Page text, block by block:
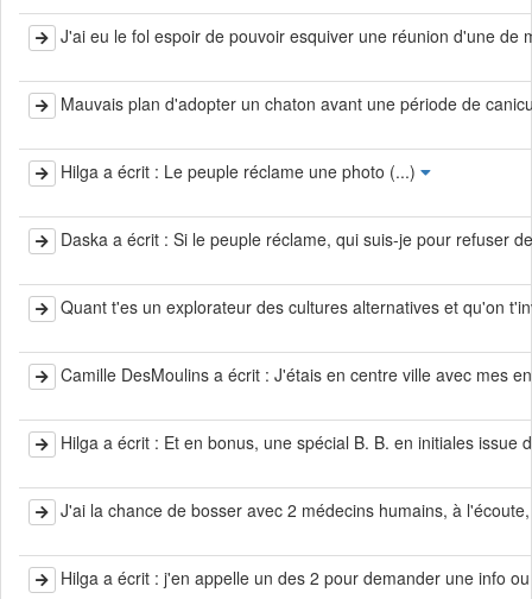
J'ai eu le fol espoir de pouvoir esquiver une réunion d'une
Mauvais plan d'adopter un chaton avant une période de
Hilga a écrit : Le peuple réclame une photo (...)
Daska a écrit : Si le peuple réclame, qui suis-je pour refuser
Quant t'es un explorateur des cultures alternatives et qu'on
Camille DesMoulins a écrit : J'étais en centre ville avec mes
Hilga a écrit : Et en bonus, une spécial B. B. en initiales
J'ai la chance de bosser avec 2 médecins humains, à
Hilga a écrit : j'en appelle un des 2 pour demander une info